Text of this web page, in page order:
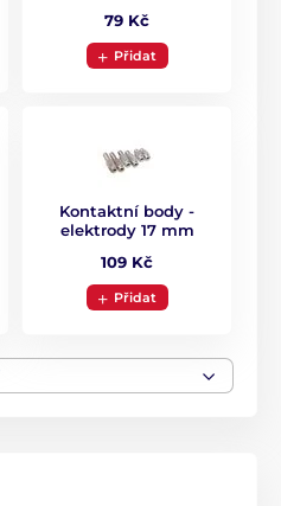
79 Kč
Přidat
Kontaktní body ‑
elektrody 17 mm
109 Kč
Přidat